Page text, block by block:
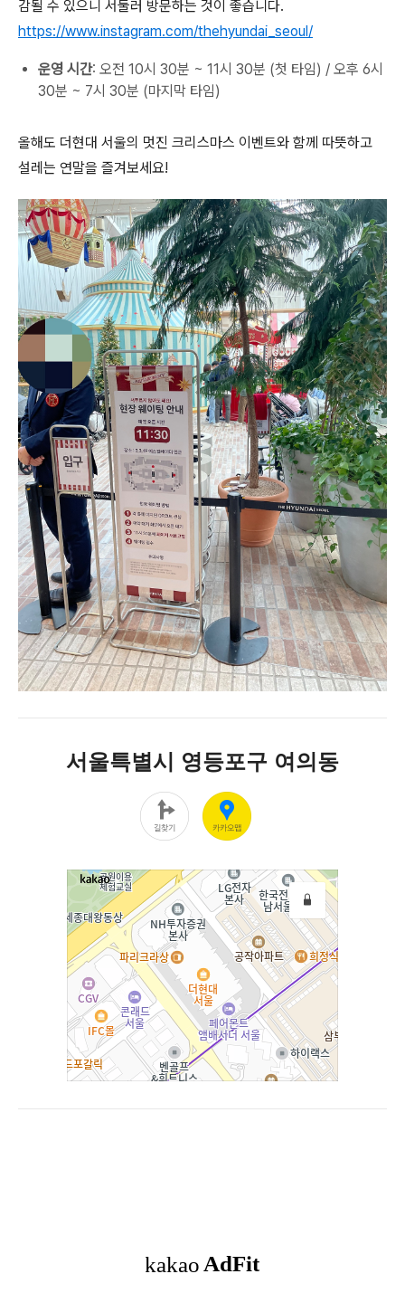
감될 수 있으니 서둘러 방문하는 것이 좋습니다.
https://www.instagram.com/thehyundai_seoul/
운영 시간: 오전 10시 30분 ~ 11시 30분 (첫 타임) / 오후 6시
30분 ~ 7시 30분 (마지막 타임)
올해도 더현대 서울의 멋진 크리스마스 이벤트와 함께 따뜻하고
설레는 연말을 즐겨보세요!